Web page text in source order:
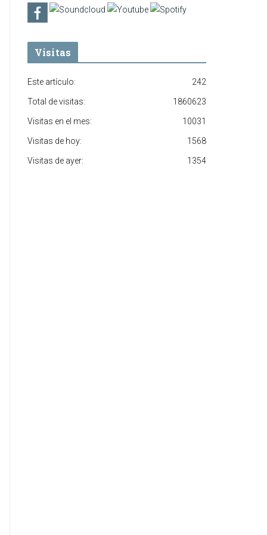
Visitas
242
Este artículo:
1860623
Total de visitas:
10031
Visitas en el mes:
1568
Visitas de hoy:
1354
Visitas de ayer: